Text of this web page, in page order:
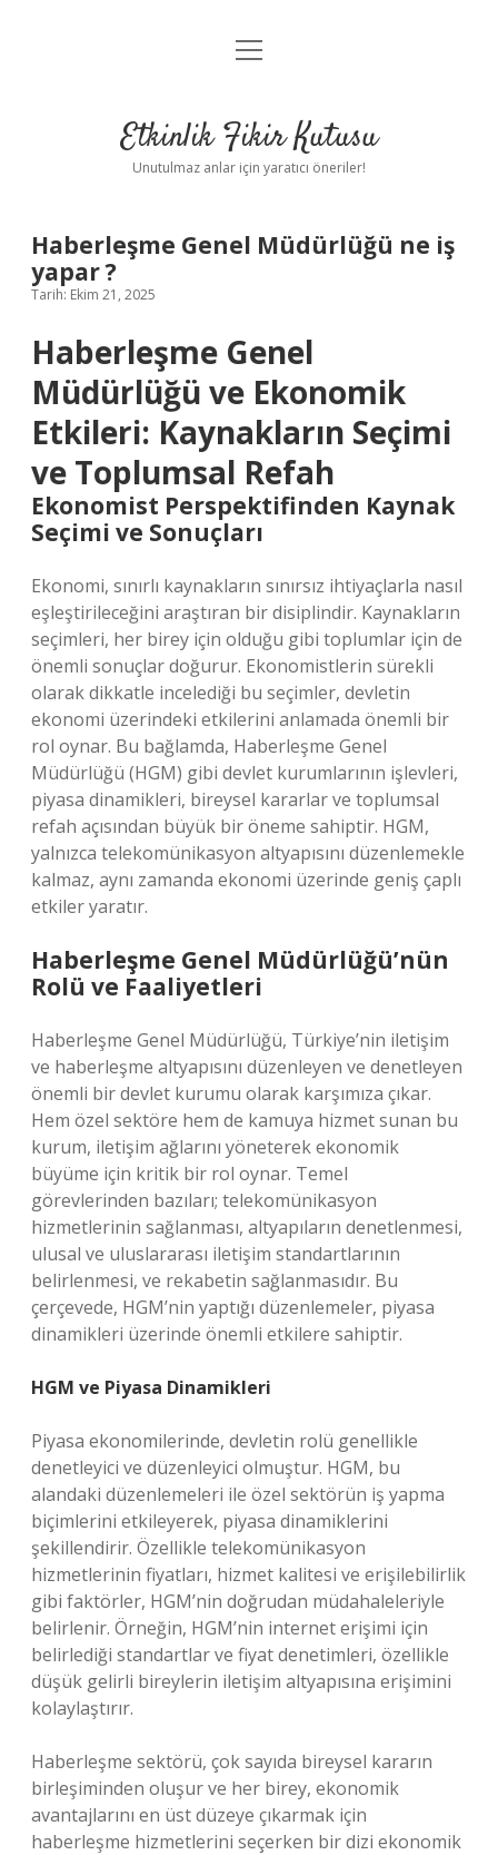
Anasayfa
Yasal Uyarı
menüyü
Etkinlik Fikir Kutusu
Unutulmaz anlar için yaratıcı öneriler!
Haberleşme Genel Müdürlüğü ne iş
yapar ?
Tarih: Ekim 21, 2025
Haberleşme Genel
Müdürlüğü ve Ekonomik
Etkileri: Kaynakların Seçimi
ve Toplumsal Refah
Ekonomist Perspektifinden Kaynak
Seçimi ve Sonuçları
Ekonomi, sınırlı kaynakların sınırsız ihtiyaçlarla nasıl
eşleştirileceğini araştıran bir disiplindir. Kaynakların
seçimleri, her birey için olduğu gibi toplumlar için de
önemli sonuçlar doğurur. Ekonomistlerin sürekli
olarak dikkatle incelediği bu seçimler, devletin
ekonomi üzerindeki etkilerini anlamada önemli bir
rol oynar. Bu bağlamda, Haberleşme Genel
Müdürlüğü (HGM) gibi devlet kurumlarının işlevleri,
piyasa dinamikleri, bireysel kararlar ve toplumsal
refah açısından büyük bir öneme sahiptir. HGM,
yalnızca telekomünikasyon altyapısını düzenlemekle
kalmaz, aynı zamanda ekonomi üzerinde geniş çaplı
etkiler yaratır.
Haberleşme Genel Müdürlüğü’nün
Rolü ve Faaliyetleri
Haberleşme Genel Müdürlüğü, Türkiye’nin iletişim
ve haberleşme altyapısını düzenleyen ve denetleyen
önemli bir devlet kurumu olarak karşımıza çıkar.
Hem özel sektöre hem de kamuya hizmet sunan bu
kurum, iletişim ağlarını yöneterek ekonomik
büyüme için kritik bir rol oynar. Temel
görevlerinden bazıları; telekomünikasyon
hizmetlerinin sağlanması, altyapıların denetlenmesi,
ulusal ve uluslararası iletişim standartlarının
belirlenmesi, ve rekabetin sağlanmasıdır. Bu
çerçevede, HGM’nin yaptığı düzenlemeler, piyasa
dinamikleri üzerinde önemli etkilere sahiptir.
HGM ve Piyasa Dinamikleri
Piyasa ekonomilerinde, devletin rolü genellikle
denetleyici ve düzenleyici olmuştur. HGM, bu
alandaki düzenlemeleri ile özel sektörün iş yapma
biçimlerini etkileyerek, piyasa dinamiklerini
şekillendirir. Özellikle telekomünikasyon
hizmetlerinin fiyatları, hizmet kalitesi ve erişilebilirlik
gibi faktörler, HGM’nin doğrudan müdahaleleriyle
belirlenir. Örneğin, HGM’nin internet erişimi için
belirlediği standartlar ve fiyat denetimleri, özellikle
düşük gelirli bireylerin iletişim altyapısına erişimini
kolaylaştırır.
Haberleşme sektörü, çok sayıda bireysel kararın
birleşiminden oluşur ve her birey, ekonomik
avantajlarını en üst düzeye çıkarmak için
haberleşme hizmetlerini seçerken bir dizi ekonomik